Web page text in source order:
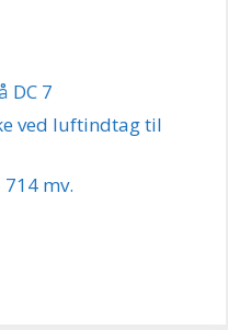
DC 7
ved luftindtag til
mv.